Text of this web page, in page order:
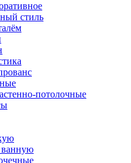
стиль
потолочные
ванную